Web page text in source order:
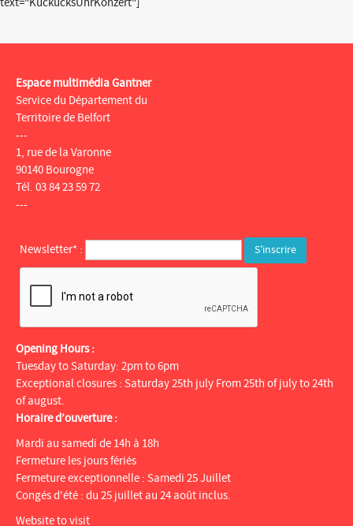
Espace multimédia Gantner
Service du Département du
Territoire de Belfort
---
1, rue de la Varonne
90140 Bourogne
Tél. 03 84 23 59 72
---
Newsletter* :
Opening Hours :
Tuesday to Saturday: 2pm to 6pm
Exceptional closures : Saturday 25th july From 25th of july to 24th
of august.
Horaire d’ouverture :
Mardi au samedi de 14h à 18h
Fermeture les jours fériés
Fermeture exceptionnelle : Samedi 25 Juillet
Congés d'été : du 25 juillet au 24 août inclus.
Website to visit